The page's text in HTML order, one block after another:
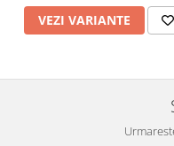
Iluminat si electrice
Masini de gaurit si
Masini de slefuit si
Masini multifunctionale
VEZI VARIANTE